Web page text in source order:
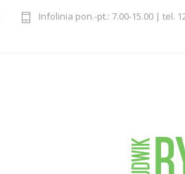
Infolinia pon.-pt.: 7.00-15.00 | tel.